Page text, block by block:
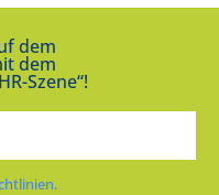
dem
dem
Szene“!